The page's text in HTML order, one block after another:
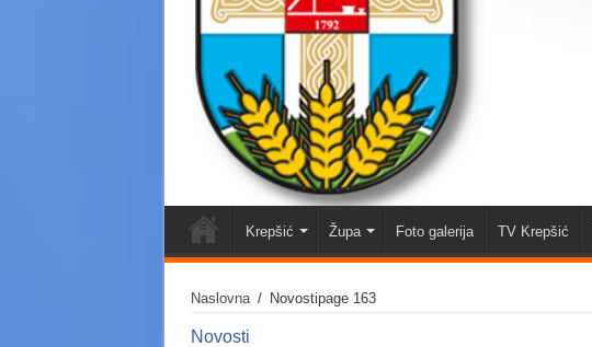
Krepšić Župa Foto galerija TV Krepšić
Naslovna / Novostipage 163
Novosti